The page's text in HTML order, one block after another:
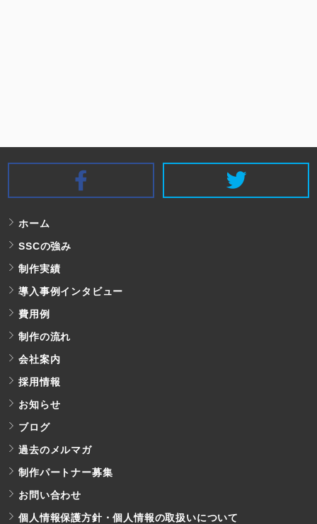
SSC Facebook
ホーム
SSCの強み
制作実績
導入事例インタビュー
費用例
制作の流れ
会社案内
採用情報
お知らせ
ブログ
過去のメルマガ
制作パートナー募集
お問い合わせ
個人情報保護方針・個人情報の取扱いについて